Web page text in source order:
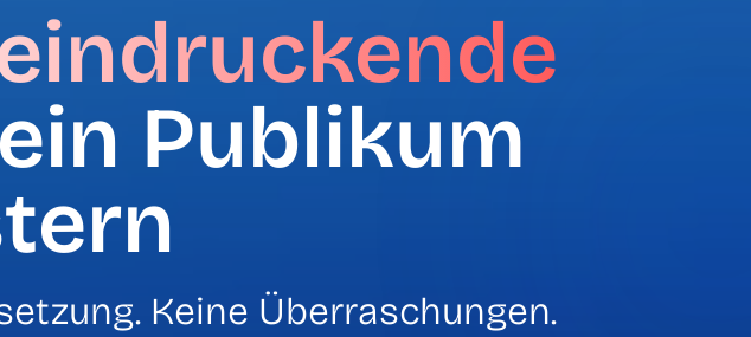
Publikum
Keine Überraschungen.